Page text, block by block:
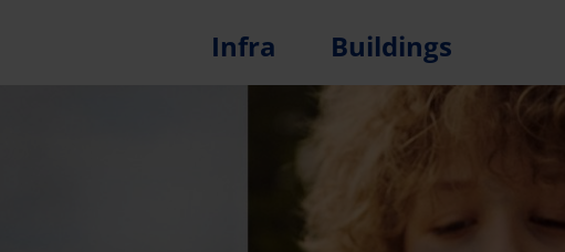
Infra Buildings